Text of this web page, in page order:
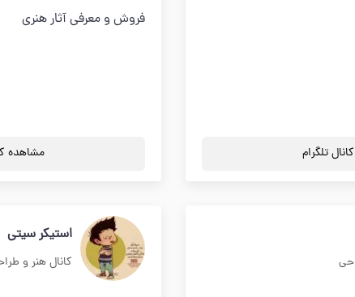
تلگرام
فروش و معرفی آثار هنری
مشاهده
استیکر سیتی
کانال هنر و